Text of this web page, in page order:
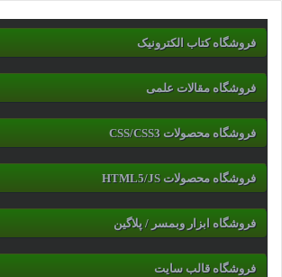
فروشگاه کتاب الکترونیک
فروشگاه مقالات علمی
فروشگاه محصولات CSS/CSS3
فروشگاه محصولات HTML5/JS
فروشگاه ابزار وبمسر / پلاگین
فروشگاه قالب سایت